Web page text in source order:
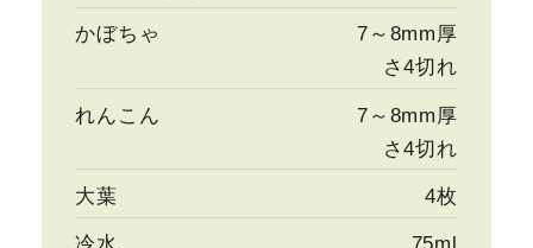
かぼちゃ
7～8mm厚
さ4切れ
れんこん
7～8mm厚
さ4切れ
大葉 4枚